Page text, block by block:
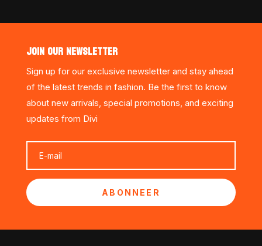
JOIN OUR NEWSLETTER
Sign up for our exclusive newsletter and stay ahead
of the latest trends in fashion. Be the first to know
about new arrivals, special promotions, and exciting
updates from Divi
ABONNEER